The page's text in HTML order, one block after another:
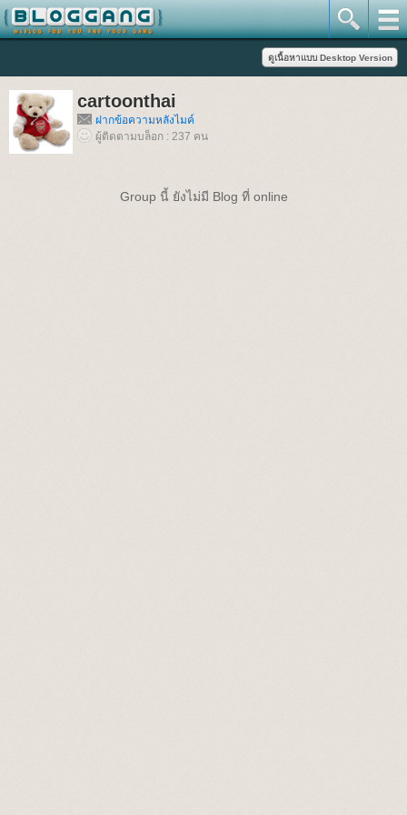
cartoonthai
ฝากข้อความหลังไมค์
ผู้ติดตามบล็อก : 237 คน
Group นี้ ยังไม่มี Blog ที่ online